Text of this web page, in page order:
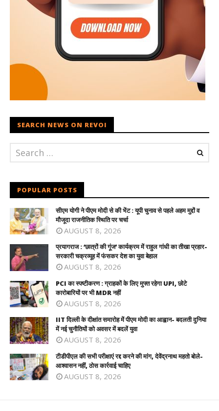
SEARCH NEWS ON REVOI
POPULAR POSTS
सीएम योगी ने पीएम मोदी से की भेंट : यूपी चुनाव से पहले अहम मुद्दों व
मौजूदा राजनीतिक स्थिति पर चर्चा
AUGUST 8, 2026
प्रयागराज : ‘छात्रों की गूंज’ कार्यक्रम में राहुल गांधी का तीखा प्रहार-
सरकारी चक्रव्यूह में फंसकर देश का युवा बेहाल
AUGUST 8, 2026
PCI का स्पष्टीकरण : ग्राहकों के लिए मुफ्त रहेगा UPI, छोटे
कारोबारियों पर भी MDR नहीं
AUGUST 8, 2026
IIT दिल्ली के दीक्षांत समारोह में पीएम मोदी का आह्वान- बदलती दुनिया
में नई चुनौतियों को अवसर में बदलें युवा
AUGUST 8, 2026
टीडीपीएल की सभी परीक्षाएं रद्द करने की मांग, देवेंद्रनाथ महतो बोले-
आश्वासन नहीं, ठोस कार्रवाई चाहिए
AUGUST 8, 2026